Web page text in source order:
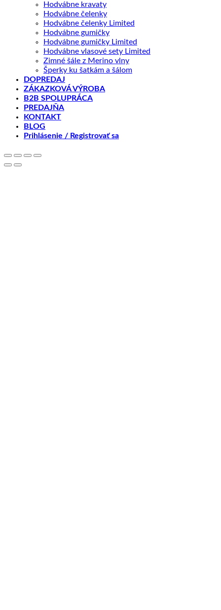
Hodvábne kravaty
Hodvábne čelenky
Hodvábne čelenky Limited
Hodvábne gumičky
Hodvábne gumičky Limited
Hodvábne vlasové sety Limited
Zimné šále z Merino vlny
Šperky ku šatkám a šálom
DOPREDAJ
ZÁKAZKOVÁ VÝROBA
B2B SPOLUPRÁCA
PREDAJŇA
KONTAKT
BLOG
Prihlásenie / Registrovať sa